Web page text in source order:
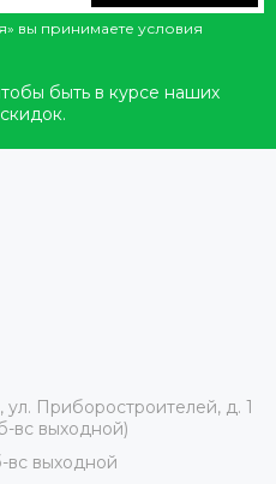
вы принимаете условия
быть в курсе наших
Приборостроителей, д. 1
вс выходной)
вс выходной